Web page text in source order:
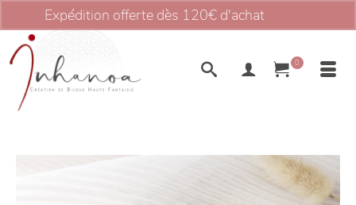
Expédition offerte dès 120€ d'achat
0